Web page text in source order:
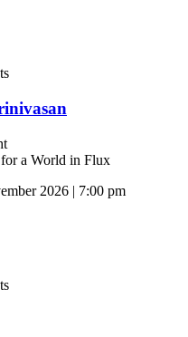
a World in Flux
2026 | 7:00 pm